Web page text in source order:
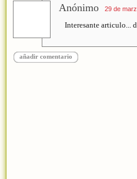
Anónimo 29 de
Interesante articulo...
añadir comentario